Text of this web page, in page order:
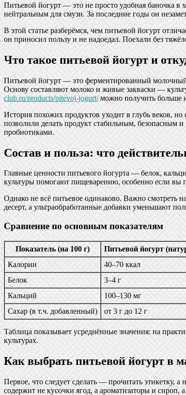
Питьевой йогурт — это не просто удобная баночка
нейтральным для смузи. За последние годы он
В этой статье разберёмся, чем питьевой йогурт
он приносил пользу и не надоедал. Поехали без
Что такое питьевой йогурт и
Питьевой йогурт — это ферментированный молочный
Основу составляют молоко и живые закваски —
club.ru/products/pitevoj-jogurt/можно получить больше
История похожих продуктов уходит в глубь веков, но
позволили делать продукт стабильным, безопасным
пробиотиками.
Состав и польза: что
Главные ценности питьевого йогурта — белок,
культуры помогают пищеварению, особенно если вы
Однако не всё питьевое одинаково. Важно смотреть
десерт, а ультраобработанные добавки уменьшают
Сравнение по основным показателям
Показатель (на 100 г) Питьевой йогурт
Калории
40–70 ккал
Белок
3–4 г
Кальций
100–130 мг
Сахар (в т.ч. добавленный)
от 3 г до 12 г
Таблица показывает усреднённые значения: на
культурах.
Как выбрать питьевой йогурт в
Первое, что следует сделать — прочитать этикетку,
содержит не кусочки ягод, а ароматизаторы и сироп,